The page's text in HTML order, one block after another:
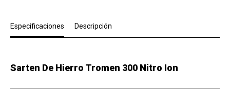
Especificaciones Descripción
Sarten De Hierro Tromen 300 Nitro Ion